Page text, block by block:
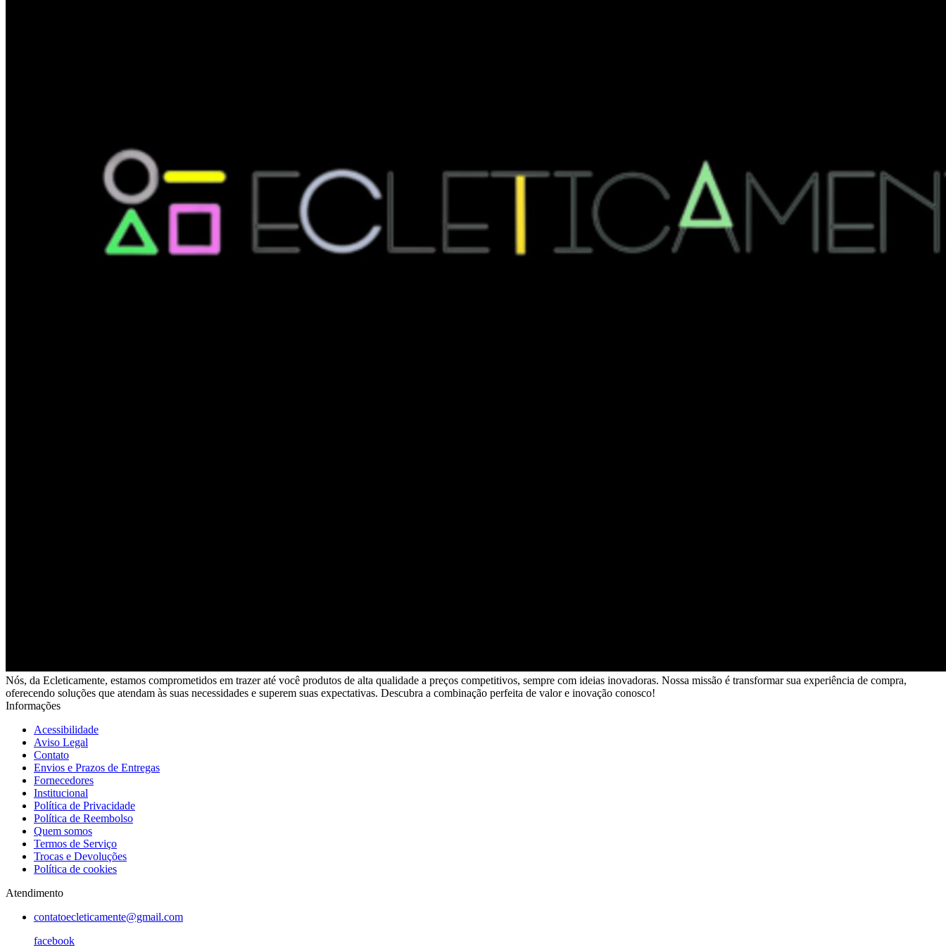
Nós, da Ecleticamente, estamos comprometidos em trazer até você produtos de alta qualidade a preços competitivos, sempre com ideias inovadoras. Nossa missão é transformar sua experiência de compra,
oferecendo soluções que atendam às suas necessidades e superem suas expectativas. Descubra a combinação perfeita de valor e inovação conosco!
Informações
Acessibilidade
Aviso Legal
Contato
Envios e Prazos de Entregas
Fornecedores
Institucional
Política de Privacidade
Política de Reembolso
Quem somos
Termos de Serviço
Trocas e Devoluções
Política de cookies
Atendimento
contatoecleticamente@gmail.com
facebook